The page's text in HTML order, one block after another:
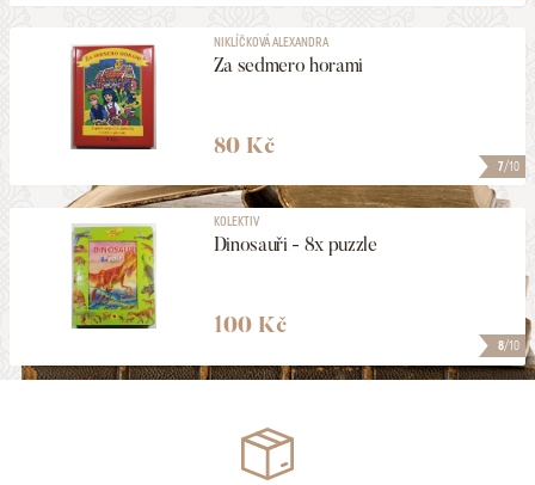
7/10
NIKLÍČKOVÁ ALEXANDRA
Za sedmero horami
80 Kč
8/10
KOLEKTIV
Dinosauři - 8x puzzle
100 Kč